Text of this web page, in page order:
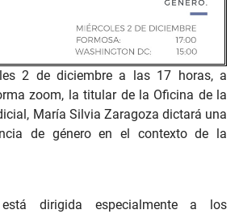
2 de diciembre a las 17 horas, a
zoom, la titular de la Oficina de la
María Silvia Zaragoza dictará una
de género en el contexto de la
dirigida especialmente a los